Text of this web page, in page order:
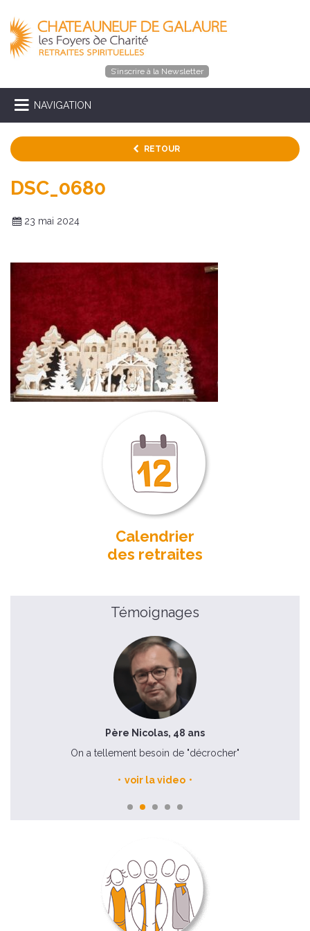
S’inscrire à la Newsletter
NAVIGATION
RETOUR
DSC_0680
23 mai 2024
Calendrier
des retraites
Témoignages
Père Nicolas, 48 ans
On a tellement besoin de "décrocher"
voir la video